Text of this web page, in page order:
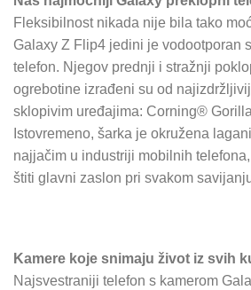
Fleksibilnost nikada nije bila tako
Galaxy Z Flip4 jedini je vodootporan
telefon. Njegov prednji i stražnji
ogrebotine izrađeni su od
sklopivim uređajima: Corning®
Istovremeno, šarka je okružena
najjačim u industriji mobilnih
štiti glavni zaslon pri svakom
Kamere koje snimaju život iz svih
Najsvestraniji telefon s kamerom